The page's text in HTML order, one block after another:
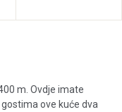
m. Ovdje imate
ove kuće dva